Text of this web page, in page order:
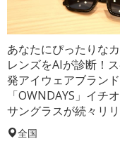
あなたにぴったりな
レンズをAIが診断！
発アイウェアブラン
「OWNDAYS」イチ
サングラスが続々リ
全国